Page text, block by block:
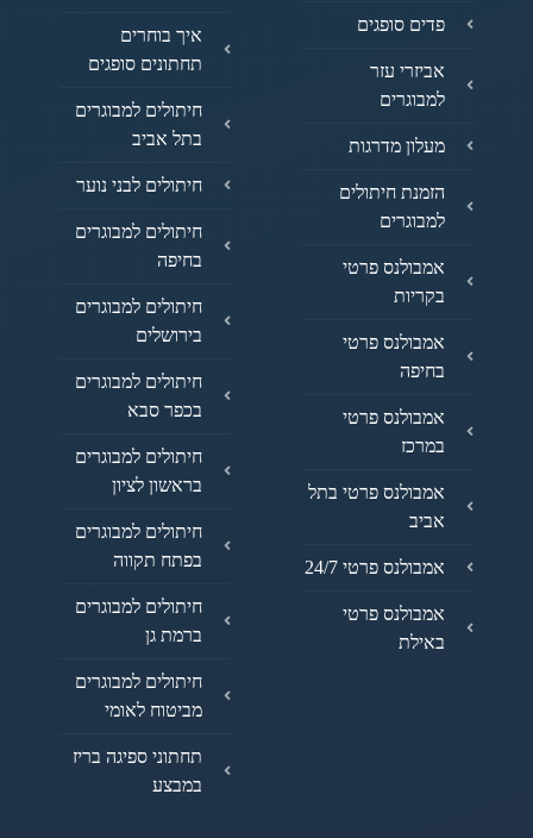
פדים סופגים
אביזרי עזר
למבוגרים
מעלון מדרגות
הזמנת חיתולים
למבוגרים
אמבולנס פרטי
בקריות
אמבולנס פרטי
בחיפה
אמבולנס פרטי
במרכז
אמבולנס פרטי בתל
אביב
אמבולנס פרטי 24/7
אמבולנס פרטי
באילת
איך בוחרים
תחתונים סופגים
חיתולים למבוגרים
בתל אביב
חיתולים לבני נוער
חיתולים למבוגרים
בחיפה
חיתולים למבוגרים
בירושלים
חיתולים למבוגרים
בכפר סבא
חיתולים למבוגרים
בראשון לציון
חיתולים למבוגרים
בפתח תקווה
חיתולים למבוגרים
ברמת גן
חיתולים למבוגרים
מביטוח לאומי
תחתוני ספיגה בריז
במבצע